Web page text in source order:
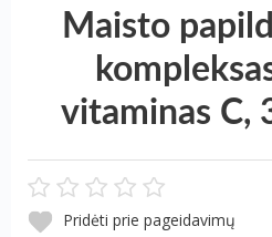
Maisto
vitaminas C,
Pridėti prie pageidavimų